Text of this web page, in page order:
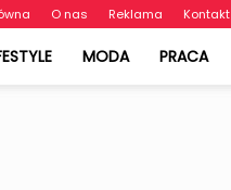
O nas Reklama Kontakt
MODA PRACA